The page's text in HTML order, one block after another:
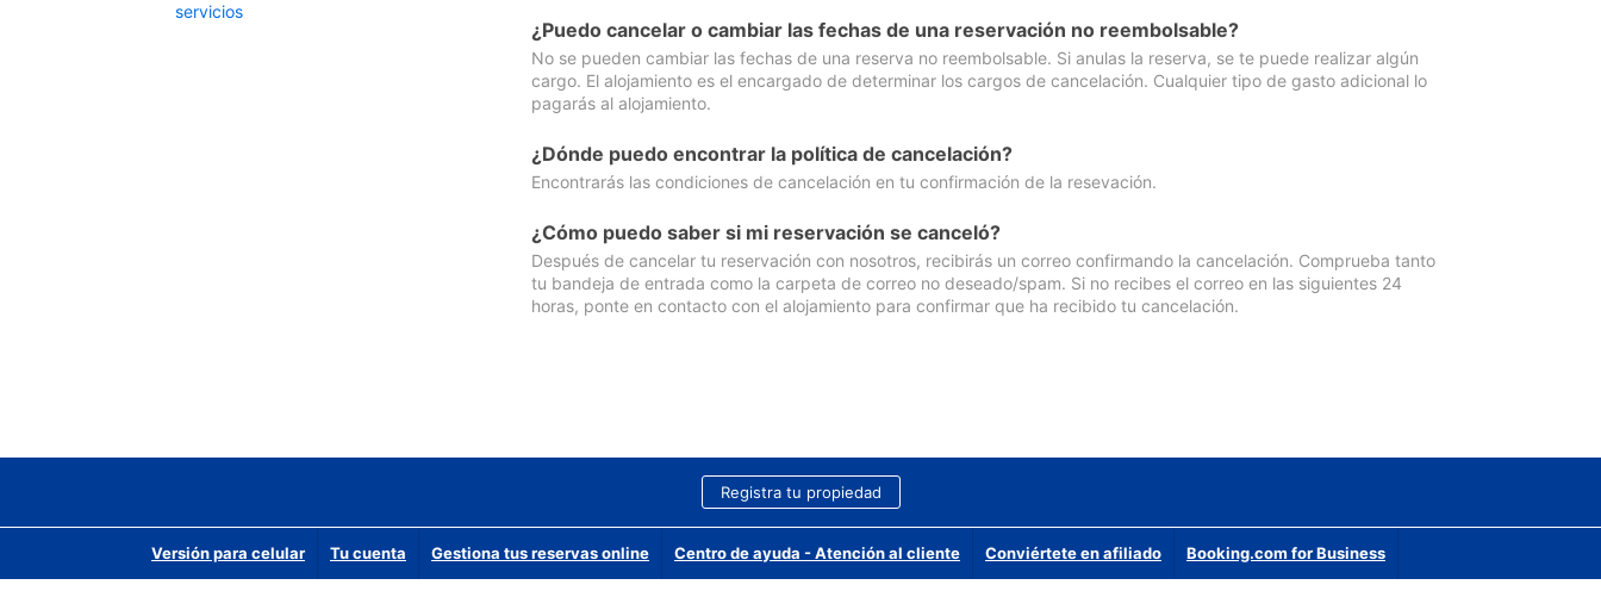
servicios
¿Puedo cancelar o cambiar las fechas de una reservación no reembolsable?
No se pueden cambiar las fechas de una reserva no reembolsable. Si anulas la reserva, se te puede realizar algún
cargo. El alojamiento es el encargado de determinar los cargos de cancelación. Cualquier tipo de gasto adicional lo
pagarás al alojamiento.
¿Dónde puedo encontrar la política de cancelación?
Encontrarás las condiciones de cancelación en tu confirmación de la resevación.
¿Cómo puedo saber si mi reservación se canceló?
Después de cancelar tu reservación con nosotros, recibirás un correo confirmando la cancelación. Comprueba tanto
tu bandeja de entrada como la carpeta de correo no deseado/spam. Si no recibes el correo en las siguientes 24
horas, ponte en contacto con el alojamiento para confirmar que ha recibido tu cancelación.
Registra tu propiedad
Versión para celular Tu cuenta Gestiona tus reservas online Centro de ayuda - Atención al cliente Conviértete en afiliado Booking.com for Business